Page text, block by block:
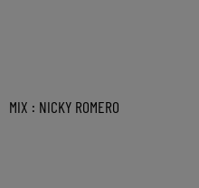
MIX : NICKY ROMERO